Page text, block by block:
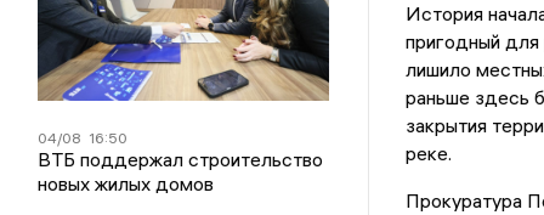
04/08 16:50
ВТБ поддержал строительство
новых жилых домов
История
пригодный
лишило
раньше здесь
закрытия
реке.
Прокуратура